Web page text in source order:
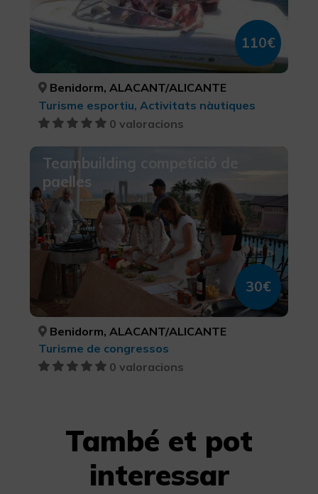
110€
Benidorm, ALACANT/ALICANTE
Turisme esportiu, Activitats nàutiques
0 valoracions
Teambuilding competició de
paelles
30€
Benidorm, ALACANT/ALICANTE
Turisme de congressos
0 valoracions
També et pot
interessar